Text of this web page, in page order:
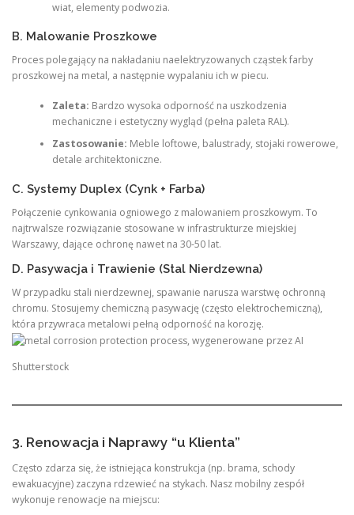
wiat, elementy podwozia.
B. Malowanie Proszkowe
Proces polegający na nakładaniu naelektryzowanych cząstek farby
proszkowej na metal, a następnie wypalaniu ich w piecu.
Zaleta: Bardzo wysoka odporność na uszkodzenia
mechaniczne i estetyczny wygląd (pełna paleta RAL).
Zastosowanie: Meble loftowe, balustrady, stojaki rowerowe,
detale architektoniczne.
C. Systemy Duplex (Cynk + Farba)
Połączenie cynkowania ogniowego z malowaniem proszkowym. To
najtrwalsze rozwiązanie stosowane w infrastrukturze miejskiej
Warszawy, dające ochronę nawet na 30-50 lat.
D. Pasywacja i Trawienie (Stal Nierdzewna)
W przypadku stali nierdzewnej, spawanie narusza warstwę ochronną
chromu. Stosujemy chemiczną pasywację (często elektrochemiczną),
która przywraca metalowi pełną odporność na korozję.
Shutterstock
3. Renowacja i Naprawy “u Klienta”
Często zdarza się, że istniejąca konstrukcja (np. brama, schody
ewakuacyjne) zaczyna rdzewieć na stykach. Nasz mobilny zespół
wykonuje renowacje na miejscu: